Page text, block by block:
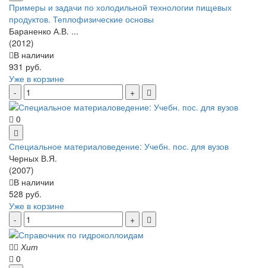
Примеры и задачи по холодильной технологии пищевых
продуктов. Теплофизические основы
Бараненко А.В. ...
(2012)
В наличии
931 руб.
Уже в корзине
0
Специальное материаловедение: Учебн. пос. для вузов
Черных В.Я.
(2007)
В наличии
528 руб.
Уже в корзине
Хит
0